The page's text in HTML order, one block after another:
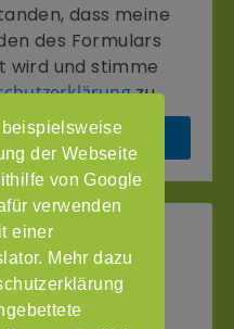
dass meine
des Formulars
wird und stimme
zu.
der Webseite
von Google
verwenden
einer
Mehr dazu